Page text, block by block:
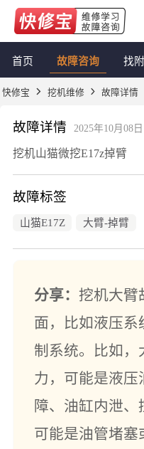
首页 故障咨询 找
快修宝 挖机维修 故障详情
故障详情 2025年10月08日
挖机山猫微挖E17z掉臂
故障标签
山猫E17Z 大臂-掉臂
分享： 挖机大臂
面，比如液压系
制系统。比如，
力，可能是液压
障、油缸内泄
可能是油管堵塞